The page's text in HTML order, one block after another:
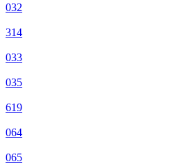
032
314
033
035
619
064
065